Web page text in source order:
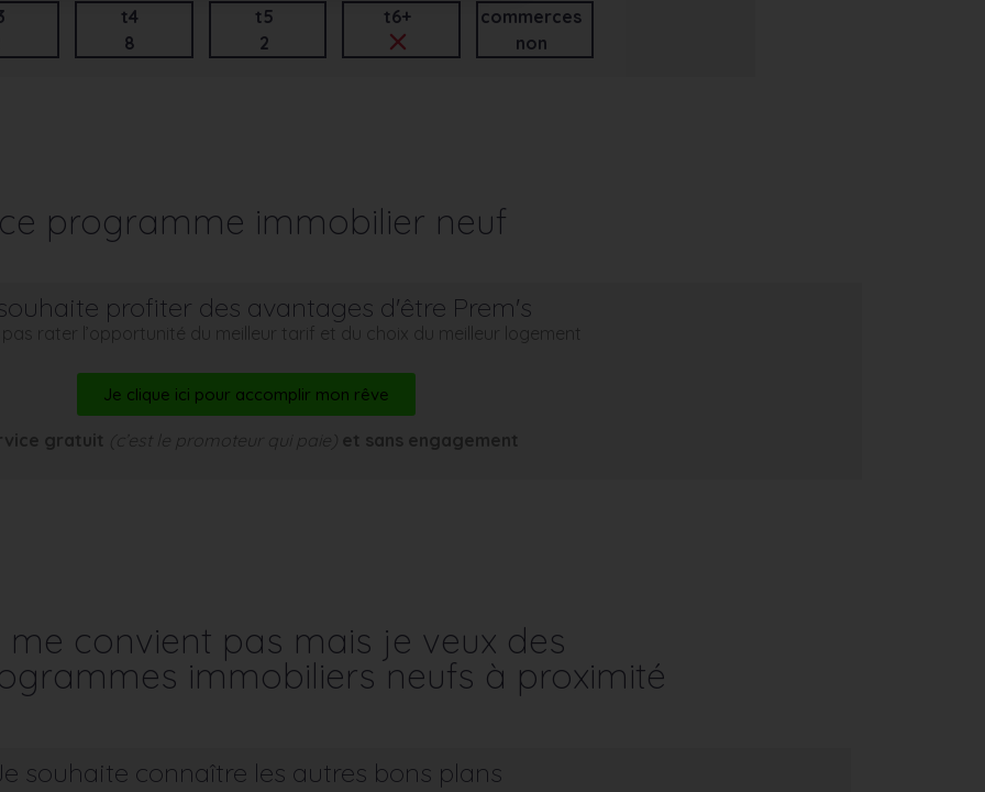
t4
8
t5
2
t6+
commerces
non
programme immobilier neuf
profiter des avantages d'être Prem's
pas rater l’opportunité du meilleur tarif et du choix du meilleur logement
Je clique ici pour accomplir mon rêve
gratuit (c’est le promoteur qui paie) et sans engagement
convient pas mais je veux des
immobiliers neufs à proximité
souhaite connaître les autres bons plans